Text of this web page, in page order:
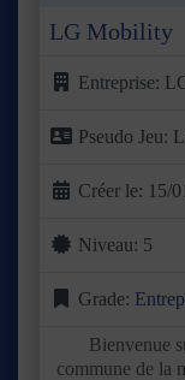
LG Mobility
Entreprise:
Pseudo Jeu:
Créer le: 15/
Niveau: 5
Grade:
Bienvenue
commune de la